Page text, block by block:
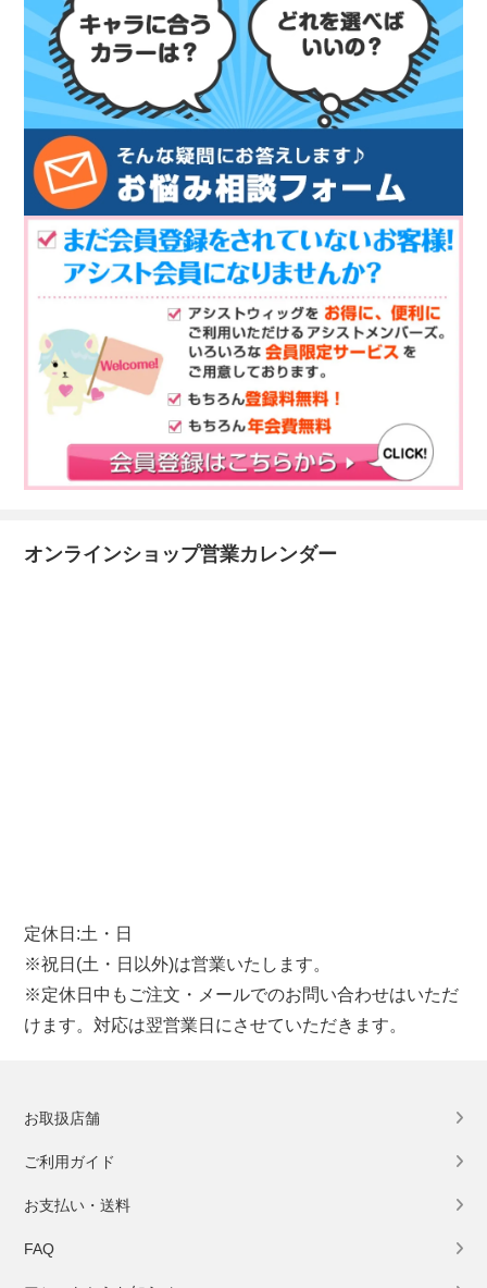
オンラインショップ営業カレンダー
定休日:土・日
※祝日(土・日以外)は営業いたします。
※定休日中もご注文・メールでのお問い合わせはいただ
けます。対応は翌営業日にさせていただきます。
お取扱店舗
ご利用ガイド
お支払い・送料
FAQ